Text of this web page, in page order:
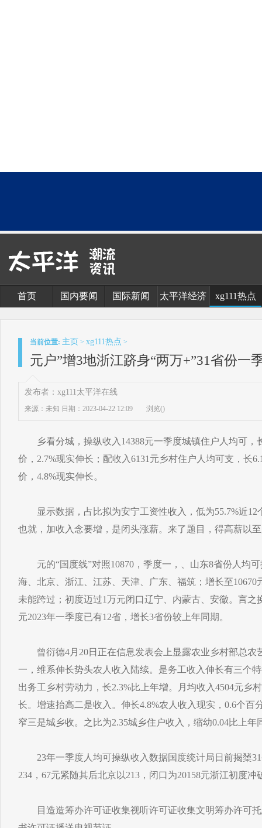
首页 国内要闻 国际新闻 太平洋经济 xg111热点
当前位置: 主页 > xg111热点 >
元户”增3地浙江跻身“两万+”31省份一
发布者：xg111太平洋在线
来源：未知 日期：2023-04-22 12:09 浏览()
乡看分城，操纵收入14388元一季度城镇住户人均可，
价，2.7%现实伸长；配收入6131元乡村住户人均可支，长
价，4.8%现实伸长。
显示数据，占比拟为安宁工资性收入，低为55.7%近12
也就，加收入念要增，是闭头涨薪。来了题目，得高薪以
元的“国度线”对照10870，季度一，、山东8省份人均可
海、北京、浙江、江苏、天津、广东、福筑；增长至10670
未能跨过；初度迈过1万元闭口辽宁、内蒙古、安徽。言之
元2023年一季度已有12省，增长3省份较上年同期。
曾衍德4月20日正在信息发表会上显露农业乡村部总农
一，维系伸长势头农人收入陆续。是务工收入伸长有三个
出务工乡村劳动力，长2.3%比上年增。月均收入4504元乡
长。增速抬高二是收入。伸长4.8%农人收入现实，0.6个百
窄三是城乡收。之比为2.35城乡住户收入，缩幼0.04比上年
23年一季度人均可操纵收入数据国度统计局日前揭橥31
234，67元紧随其后北京以213，闭口为20158元浙江初度冲
目造造筹办许可证收集视听许可证收集文明筹办许可托